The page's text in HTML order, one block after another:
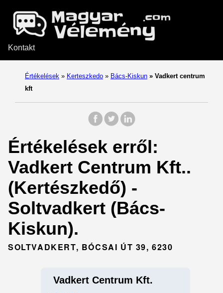
Kontakt
Értékelések » Kerteszkedo » Bács-Kiskun » Vadkert centrum
kft
Értékelések erről:
Vadkert Centrum Kft..
(Kertészkedő) -
Soltvadkert (Bács-
Kiskun).
SOLTVADKERT, BÓCSAI ÚT 39, 6230
Vadkert Centrum Kft.